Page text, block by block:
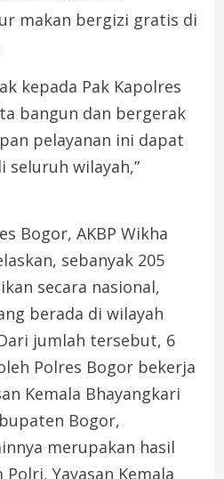
makan bergizi gratis di
kepada Pak Kapolres
bangun dan bergerak
pelayanan ini dapat
seluruh wilayah,”
Bogor, AKBP Wikha
sebanyak 205
secara nasional,
berada di wilayah
jumlah tersebut, 6
Polres Bogor bekerja
Kemala Bhayangkari
Bogor,
merupakan hasil
Yayasan Kemala